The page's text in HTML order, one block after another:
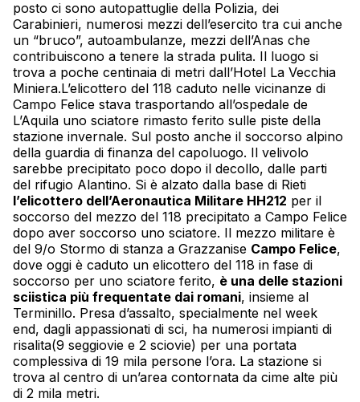
posto ci sono autopattuglie della Polizia, dei
Carabinieri, numerosi mezzi dell’esercito tra cui anche
un “bruco”, autoambulanze, mezzi dell’Anas che
contribuiscono a tenere la strada pulita. Il luogo si
trova a poche centinaia di metri dall’Hotel La Vecchia
Miniera.L’elicottero del 118 caduto nelle vicinanze di
Campo Felice stava trasportando all’ospedale de
L’Aquila uno sciatore rimasto ferito sulle piste della
stazione invernale. Sul posto anche il soccorso alpino
della guardia di finanza del capoluogo. Il velivolo
sarebbe precipitato poco dopo il decollo, dalle parti
del rifugio Alantino. Si è alzato dalla base di Rieti
l’elicottero dell’Aeronautica Militare HH212 per il
soccorso del mezzo del 118 precipitato a Campo Felice
dopo aver soccorso uno sciatore. Il mezzo militare è
del 9/o Stormo di stanza a Grazzanise Campo Felice,
dove oggi è caduto un elicottero del 118 in fase di
soccorso per uno sciatore ferito, è una delle stazioni
sciistica più frequentate dai romani, insieme al
Terminillo. Presa d’assalto, specialmente nel week
end, dagli appassionati di sci, ha numerosi impianti di
risalita(9 seggiovie e 2 sciovie) per una portata
complessiva di 19 mila persone l’ora. La stazione si
trova al centro di un’area contornata da cime alte più
di 2 mila metri.